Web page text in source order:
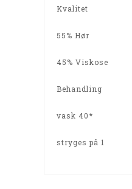
Kvalitet
55% Hør
45% Viskose
Behandling
vask 40*
stryges på 1